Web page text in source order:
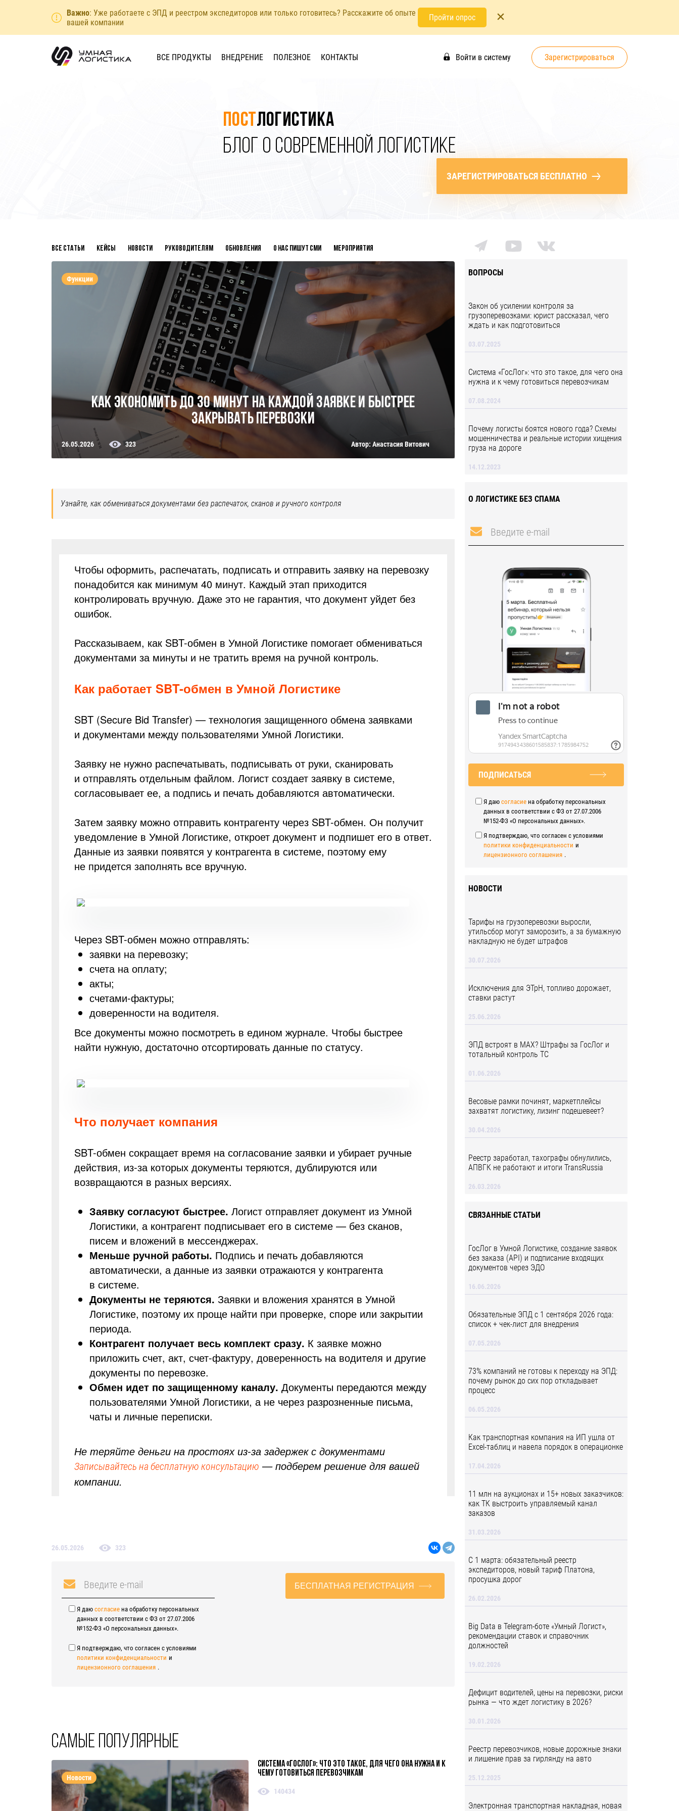
Важно: Уже работаете с ЭПД и реестром экспедиторов или только готовитесь? Расскажите об опыте
вашей компании
Пройти опрос
ВСЕ ПРОДУКТЫ ВНЕДРЕНИЕ ПОЛЕЗНОЕ КОНТАКТЫ Войти в систему Зарегистрироваться
Пост логистика
БЛОГ О СОВРЕМЕННОЙ ЛОГИСТИКЕ
ЗАРЕГИСТРИРОВАТЬСЯ БЕСПЛАТНО
Все статьи Кейсы Новости Руководителям Обновления О нас пишут СМИ Мероприятия
Функции
Как экономить до 30 минут на каждой заявке и быстрее
закрывать перевозки
26.05.2026 323 Автор: Анастасия Витович
Узнайте, как обмениваться документами без распечаток, сканов и ручного контроля
Чтобы оформить, распечатать, подписать и отправить заявку на перевозку
понадобится как минимум 40 минут. Каждый этап приходится
контролировать вручную. Даже это не гарантия, что документ уйдет без
ошибок.
Рассказываем, как SBT-обмен в Умной Логистике помогает обмениваться
документами за минуты и не тратить время на ручной контроль.
Как работает SBT-обмен в Умной Логистике
SBT (Secure Bid Transfer) — технология защищенного обмена заявками
и документами между пользователями Умной Логистики.
Заявку не нужно распечатывать, подписывать от руки, сканировать
и отправлять отдельным файлом. Логист создает заявку в системе,
согласовывает ее, а подпись и печать добавляются автоматически.
Затем заявку можно отправить контрагенту через SBT-обмен. Он получит
уведомление в Умной Логистике, откроет документ и подпишет его в ответ.
Данные из заявки появятся у контрагента в системе, поэтому ему
не придется заполнять все вручную.
Через SBT-обмен можно отправлять:
заявки на перевозку;
счета на оплату;
акты;
счетами-фактуры;
доверенности на водителя.
Все документы можно посмотреть в едином журнале. Чтобы быстрее
найти нужную, достаточно отсортировать данные по статусу.
Что получает компания
SBT-обмен сокращает время на согласование заявки и убирает ручные
действия, из-за которых документы теряются, дублируются или
возвращаются в разных версиях.
Заявку согласуют быстрее. Логист отправляет документ из Умной
Логистики, а контрагент подписывает его в системе — без сканов,
писем и вложений в мессенджерах.
Меньше ручной работы. Подпись и печать добавляются
автоматически, а данные из заявки отражаются у контрагента
в системе.
Документы не теряются. Заявки и вложения хранятся в Умной
Логистике, поэтому их проще найти при проверке, споре или закрытии
периода.
Контрагент получает весь комплект сразу. К заявке можно
приложить счет, акт, счет-фактуру, доверенность на водителя и другие
документы по перевозке.
Обмен идет по защищенному каналу. Документы передаются между
пользователями Умной Логистики, а не через разрозненные письма,
чаты и личные переписки.
Не теряйте деньги на простоях из‑за задержек с документами
Записывайтесь на бесплатную консультацию — подберем решение для вашей
компании.
26.05.2026 323
БЕСПЛАТНАЯ РЕГИСТРАЦИЯ
Я даю согласие на обработку персональных
данных в соответствии с ФЗ от 27.07.2006
№152-ФЗ «О персональных данных».
Я подтверждаю, что согласен с условиями
политики конфиденциальности и
лицензионного соглашения .
Самые популярные
Новости
Система «ГосЛог»: что это такое, для чего она нужна и к
чему готовиться перевозчикам
140434
ВОПРОСЫ
Закон об усилении контроля за
грузоперевозками: юрист рассказал, чего
ждать и как подготовиться
03.07.2025
Система «ГосЛог»: что это такое, для чего она
нужна и к чему готовиться перевозчикам
07.08.2024
Почему логисты боятся нового года? Схемы
мошенничества и реальные истории хищения
груза на дороге
14.12.2023
О ЛОГИСТИКЕ БЕЗ СПАМА
ПОДПИСАТЬСЯ
Я даю согласие на обработку персональных
данных в соответствии с ФЗ от 27.07.2006
№152-ФЗ «О персональных данных».
Я подтверждаю, что согласен с условиями
политики конфиденциальности и
лицензионного соглашения .
НОВОСТИ
Тарифы на грузоперевозки выросли,
утильсбор могут заморозить, а за бумажную
накладную не будет штрафов
30.07.2026
Исключения для ЭТрН, топливо дорожает,
ставки растут
25.06.2026
ЭПД встроят в MAX? Штрафы за ГосЛог и
тотальный контроль ТС
01.06.2026
Весовые рамки починят, маркетплейсы
захватят логистику, лизинг подешевеет?
30.04.2026
Реестр заработал, тахографы обнулились,
АПВГК не работают и итоги TransRussia
26.03.2026
СВЯЗАННЫЕ СТАТЬИ
ГосЛог в Умной Логистике, создание заявок
без заказа (API) и подписание входящих
документов через ЭДО
16.06.2026
Обязательные ЭПД с 1 сентября 2026 года:
список + чек-лист для внедрения
07.05.2026
73% компаний не готовы к переходу на ЭПД:
почему рынок до сих пор откладывает
процесс
06.05.2026
Как транспортная компания на ИП ушла от
Excel-таблиц и навела порядок в операционке
17.04.2026
11 млн на аукционах и 15+ новых заказчиков:
как ТК выстроить управляемый канал
заказов
31.03.2026
С 1 марта: обязательный реестр
экспедиторов, новый тариф Платона,
просушка дорог
26.02.2026
Big Data в Telegram-боте «Умный Логист»,
рекомендации ставок и справочник
должностей
19.02.2026
Дефицит водителей, цены на перевозки, риски
рынка — что ждет логистику в 2026?
30.01.2026
Реестр перевозчиков, новые дорожные знаки
и лишение прав за гирлянду на авто
25.12.2025
Электронная транспортная накладная, новая